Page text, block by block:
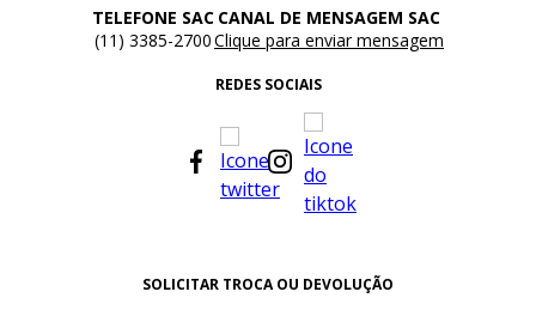
TELEFONE SAC
(11) 3385-2700
CANAL DE MENSAGEM SAC
Clique para enviar mensagem
REDES SOCIAIS
SOLICITAR TROCA OU DEVOLUÇÃO